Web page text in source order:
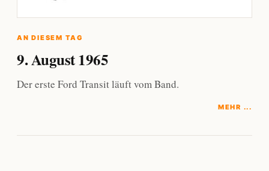
AN DIESEM TAG
9. August 1965
Der erste Ford Transit läuft vom Band.
MEHR ...